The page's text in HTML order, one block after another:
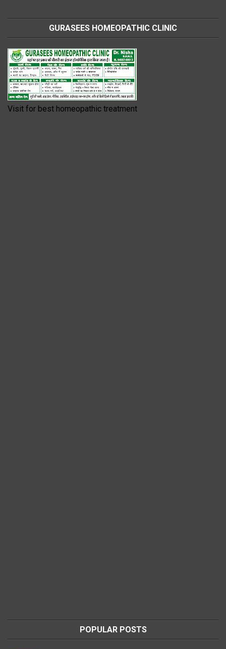
GURASEES HOMEOPATHIC CLINIC
Visit for best homeopathic treatment
POPULAR POSTS